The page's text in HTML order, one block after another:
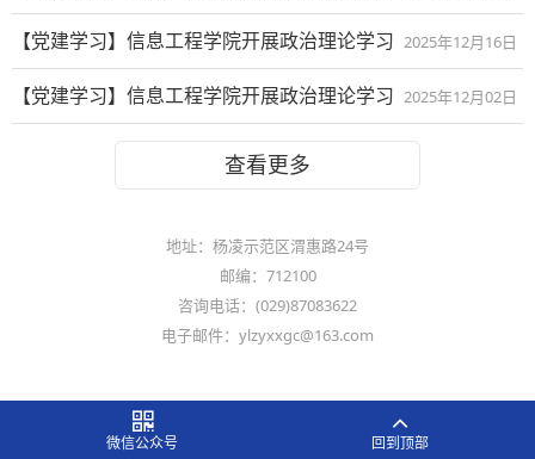
【党建学习】信息工程学院开展政治理论学习 2025年12月16日
【党建学习】信息工程学院开展政治理论学习 2025年12月02日
查看更多
地址：杨凌示范区渭惠路24号
邮编：712100
咨询电话：(029)87083622
电子邮件：ylzyxxgc@163.com
微信公众号 回到顶部